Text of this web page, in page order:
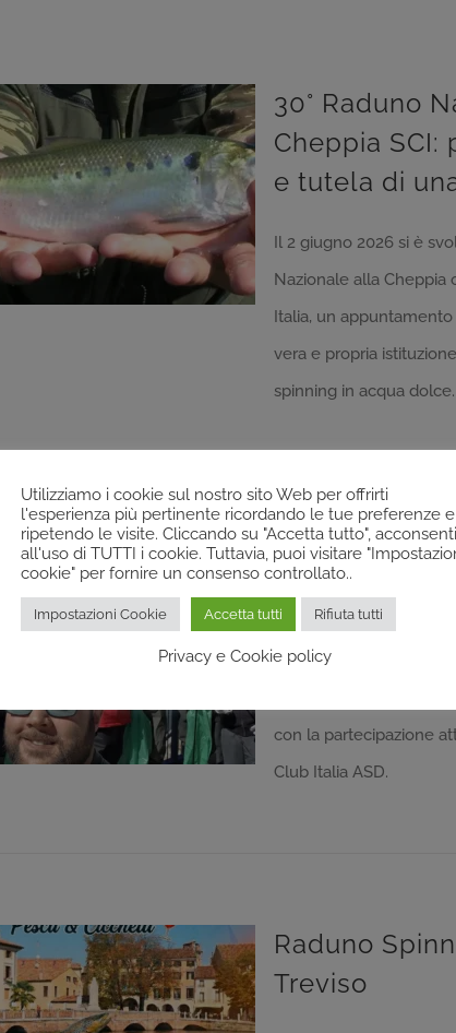
30° Raduno
Cheppia SCI:
e tutela di
Il 2 giugno 2026 si è
Nazionale alla Cheppia
Italia, un
vera e propria
spinning in acqua
Cleanup a
Sabato 16 maggio si è
dedicata alla pulizia
Adda, iniziativa
con la partecipazione
Club Italia ASD.
Raduno
Treviso
Utilizziamo i cookie sul nostro sito Web per offrirti
l'esperienza più pertinente ricordando le tue preferenze e
ripetendo le visite. Cliccando su "Accetta tutto", acconsenti
all'uso di TUTTI i cookie. Tuttavia, puoi visitare
cookie" per fornire un consenso controllato..
Impostazioni Cookie Accetta tutti Rifiuta tutti
Privacy e Cookie policy